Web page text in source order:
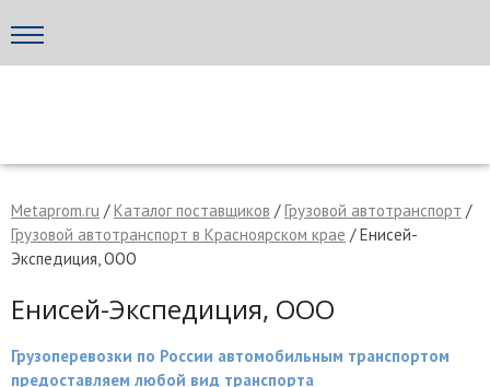
МЕТАПРОМ - российский торгово-промышленный портал
Написать поставщику
Metaprom.ru /Каталог поставщиков /Грузовой автотранспорт /
Грузовой автотранспорт в Красноярском крае / Енисей-
Экспедиция, ООО
Енисей-Экспедиция, ООО
Грузоперевозки по России автомобильным транспортом
предоставляем любой вид транспорта